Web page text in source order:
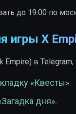
до 19:00 по
игры X
Empire) в
«Квесты».
дня».